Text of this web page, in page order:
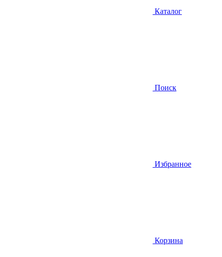
Каталог
Поиск
Избранное
Корзина